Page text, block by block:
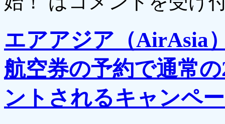
エアアジア（AirAsia
航空券の予約で通常
ントされるキャンペ